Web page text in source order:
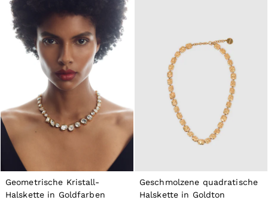
Geometrische Kristall-
Halskette in Goldfarben
Geschmolzene quadratische
Halskette in Goldton